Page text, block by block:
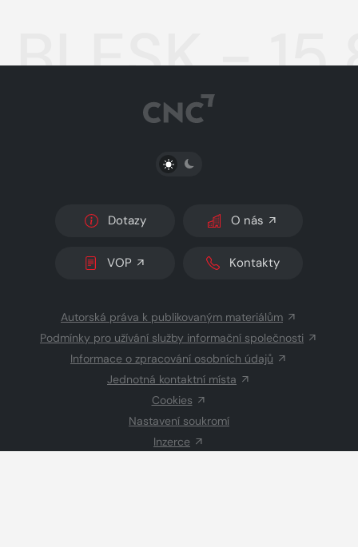
BLESK -
PŘEPNOUT SVĚTLÝ/TMAVÝ REŽIM
Dotazy O nás
VOP Kontakty
Autorská práva k publikovaným materiálům
Podmínky pro užívání služby informační společnosti
Informace o zpracování osobních údajů
Jednotná kontaktní místa
Cookies
Nastavení soukromí
Inzerce